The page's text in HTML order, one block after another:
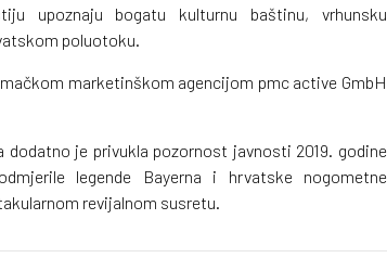
upoznaju bogatu kulturnu baštinu, vrhunsku
poluotoku.
marketinškom agencijom pmc active GmbH
je privukla pozornost javnosti 2019. godine
legende Bayerna i hrvatske nogometne
revijalnom susretu.